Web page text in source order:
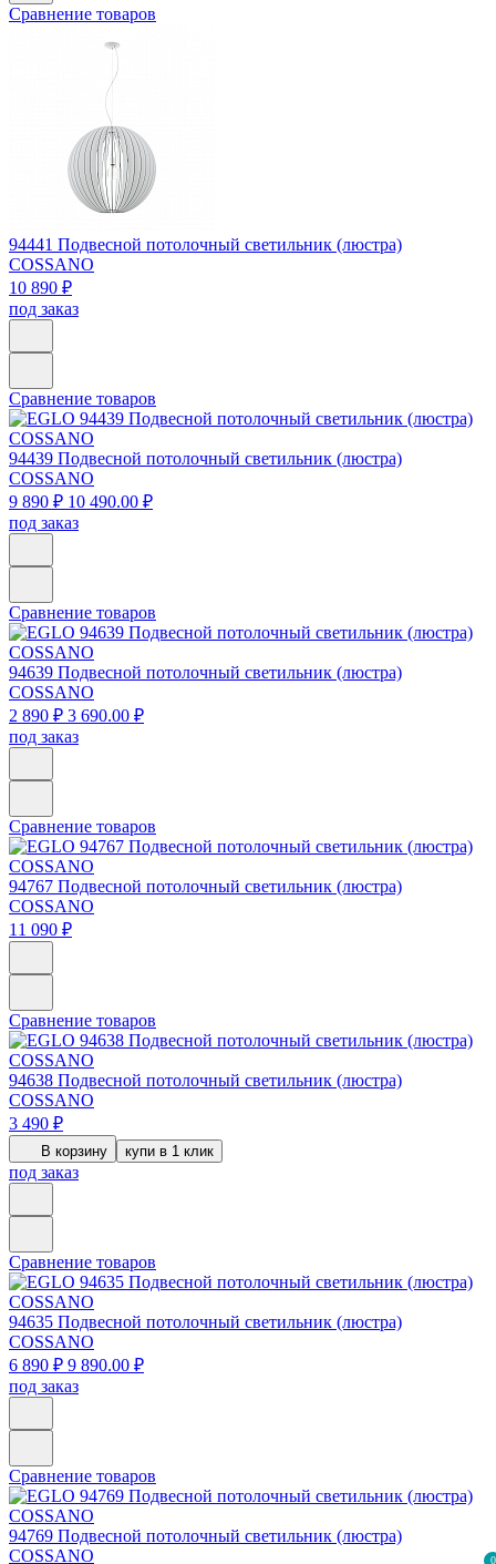
0
Сравнение товаров
94441 Подвесной потолочный светильник (люстра)
COSSANO
10 890 ₽
под заказ
Сравнение товаров
94439 Подвесной потолочный светильник (люстра)
COSSANO
9 890 ₽ 10 490.00 ₽
под заказ
Сравнение товаров
94639 Подвесной потолочный светильник (люстра)
COSSANO
2 890 ₽ 3 690.00 ₽
под заказ
Сравнение товаров
94767 Подвесной потолочный светильник (люстра)
COSSANO
11 090 ₽
Сравнение товаров
94638 Подвесной потолочный светильник (люстра)
COSSANO
3 490 ₽
В корзину купи в 1 клик
под заказ
Сравнение товаров
94635 Подвесной потолочный светильник (люстра)
COSSANO
6 890 ₽ 9 890.00 ₽
под заказ
Сравнение товаров
94769 Подвесной потолочный светильник (люстра)
COSSANO